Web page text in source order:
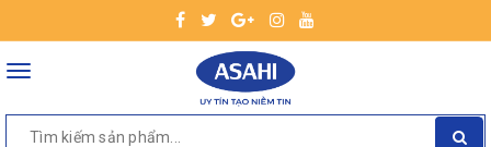
Toggle